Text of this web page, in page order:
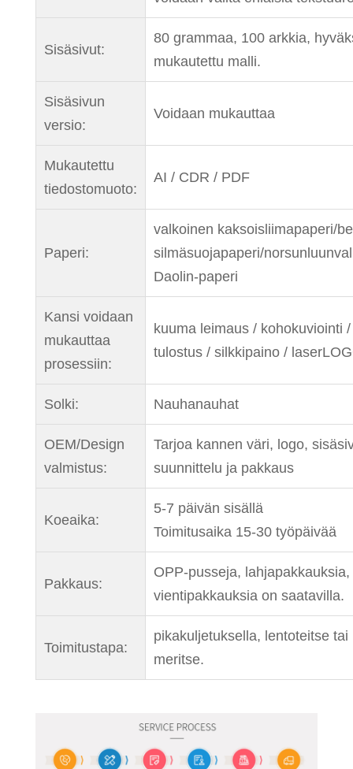
Sisäsivut:
80 grammaa, 100 arkkia,
mukautettu malli.
Sisäsivun
versio:
Voidaan mukauttaa
Mukautettu
tiedostomuoto:
AI / CDR / PDF
Paperi:
valkoinen kaksoisliimapaperi/
silmäsuojapaperi/
Daolin-paperi
Kansi voidaan
mukauttaa
prosessiin:
kuuma leimaus / kohokuviointi
tulostus / silkkipaino /
Solki: Nauhanauhat
OEM/Design
valmistus:
Tarjoa kannen väri, logo,
suunnittelu ja pakkaus
Koeaika:
5-7 päivän sisällä
Toimitusaika 15-30 työpäivää
Pakkaus:
OPP-pusseja, lahjapakkauksia,
vientipakkauksia on saatavilla.
Toimitustapa:
pikakuljetuksella, lentoteitse tai
meritse.